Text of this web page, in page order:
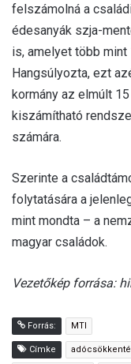
felszámolná a
édesanyák szja-
is, amelyet több
Hangsúlyozta, ezt
kormány az elmúlt
kiszámítható
számára.
Szerinte a
folytatására a
mint mondta – a
magyar családok.
Vezetőkép forrása:
Forrás: MTI
Címke